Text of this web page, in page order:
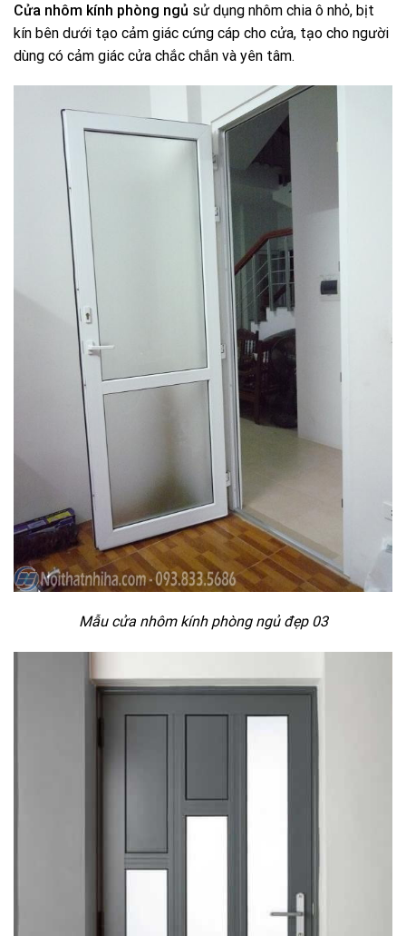
Cửa nhôm kính phòng ngủ sử dụng nhôm chia ô nhỏ, bịt
kín bên dưới tạo cảm giác cứng cáp cho cửa, tạo cho người
dùng có cảm giác cửa chắc chắn và yên tâm.
Mẫu cửa nhôm kính phòng ngủ đẹp 03